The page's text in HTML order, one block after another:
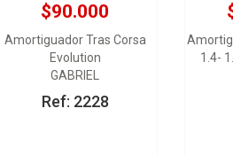
$90.000
Amortiguador Tras Corsa
Evolution
GABRIEL
Ref: 2228
1.4-
$64.000
Rodamiento delantero Sprint
Swift 1.0 1.3
KOYO